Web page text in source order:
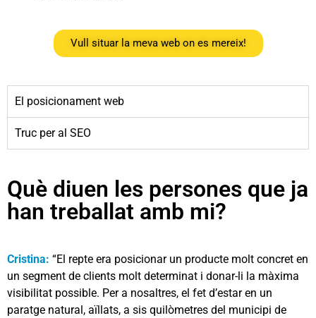
Vull situar la meva web on es mereix!
El posicionament web
Truc per al SEO
Què diuen les persones que ja
han treballat amb mi?
Cristina: “El repte era posicionar un producte molt concret en
un segment de clients molt determinat i donar-li la màxima
visibilitat possible. Per a nosaltres, el fet d’estar en un
paratge natural, aïllats, a sis quilòmetres del municipi de